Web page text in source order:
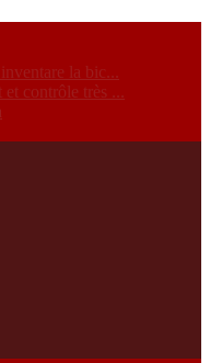
la bic...
contrôle très ...